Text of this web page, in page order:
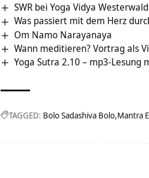
SWR bei Yoga Vidya Westerwald
Was passiert mit dem Herz
Om Namo Narayanaya
Wann meditieren? Vortrag als
Yoga Sutra 2.10 – mp3-Lesung
TAGGED: Bolo Sadashiva Bolo Mantra